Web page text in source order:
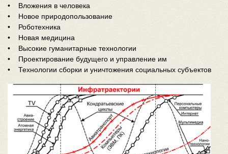
• Вложения в человека
• Новое природопользование
• Роботехника
• Новая медицина
• Высокие гуманитарные технологии
• Проектирование будущего и управление им
• Технологии сборки и уничтожения социальных субъектов